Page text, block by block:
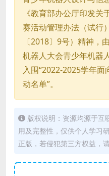
《教育部办公厅印发
赛活动管理办法（试行
〔2018〕9号）精神，
机器人大会青少年机器
入围“2022-2025学年
动名单”。
版权说明：资源均源于互
用及完整性，仅供个人学习
正版，若侵犯第三方权益，